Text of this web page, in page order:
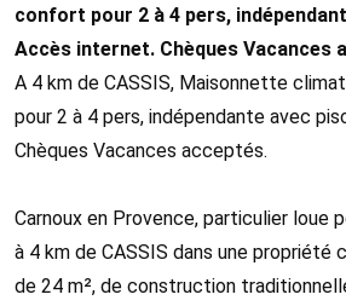
confort pour 2 à 4 pers,
Accès internet. Chèques Vacances
A 4 km de CASSIS, Maisonnette
pour 2 à 4 pers, indépendante avec
Chèques Vacances acceptés.
Carnoux en Provence, particulier loue
à 4 km de CASSIS dans une propriété
de 24 m², de construction